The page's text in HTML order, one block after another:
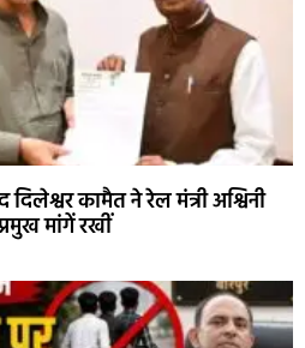
कामैत ने रेल मंत्री अश्विनी
मांगें रखीं